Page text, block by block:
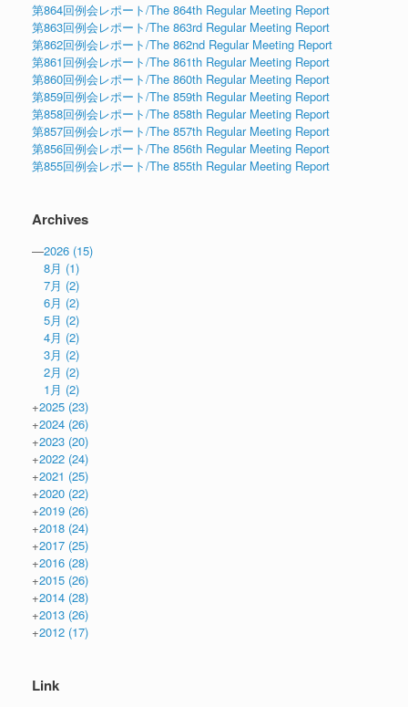
第864回例会レポート/The 864th Regular Meeting Report
第863回例会レポート/The 863rd Regular Meeting Report
第862回例会レポート/The 862nd Regular Meeting Report
第861回例会レポート/The 861th Regular Meeting Report
第860回例会レポート/The 860th Regular Meeting Report
第859回例会レポート/The 859th Regular Meeting Report
第858回例会レポート/The 858th Regular Meeting Report
第857回例会レポート/The 857th Regular Meeting Report
第856回例会レポート/The 856th Regular Meeting Report
第855回例会レポート/The 855th Regular Meeting Report
Archives
—2026 (15)
8月 (1)
7月 (2)
6月 (2)
5月 (2)
4月 (2)
3月 (2)
2月 (2)
1月 (2)
+2025 (23)
+2024 (26)
+2023 (20)
+2022 (24)
+2021 (25)
+2020 (22)
+2019 (26)
+2018 (24)
+2017 (25)
+2016 (28)
+2015 (26)
+2014 (28)
+2013 (26)
+2012 (17)
Link